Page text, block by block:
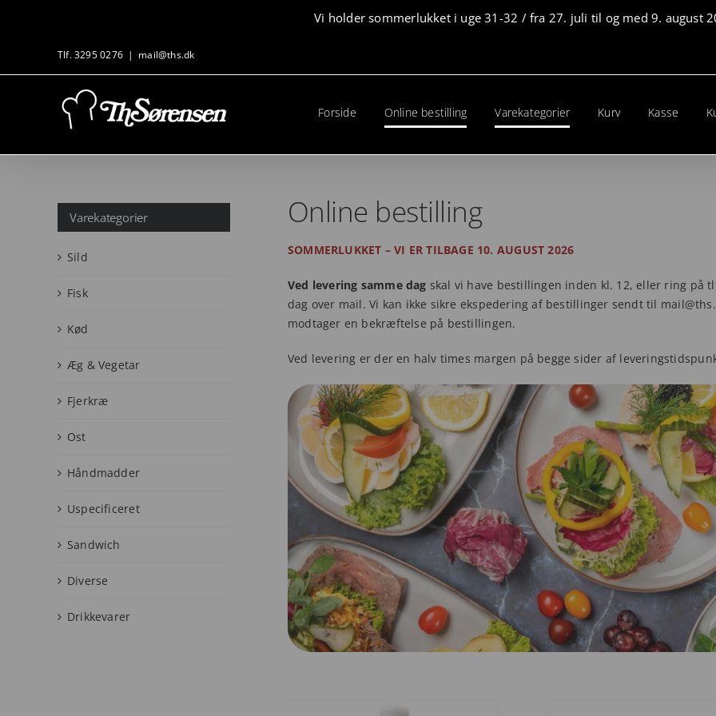
Vi holder sommerlukket i uge 31-32 / fra 27. juli til og med 9. august
Tlf. 3295 0276 | mail@ths.dk
Forside Online bestilling Varekategorier Kurv Kasse
Online bestilling
SOMMERLUKKET – VI ER TILBAGE 10. AUGUST 2026
Ved levering samme dag skal vi have bestillingen inden kl. 12, eller ring på
dag over mail. Vi kan ikke sikre ekspedering af bestillinger sendt til
modtager en bekræftelse på bestillingen.
Ved levering er der en halv times margen på begge sider af
Varekategorier
Sild
Fisk
Kød
Æg & Vegetar
Fjerkræ
Ost
Håndmadder
Uspecificeret
Sandwich
Diverse
Drikkevarer